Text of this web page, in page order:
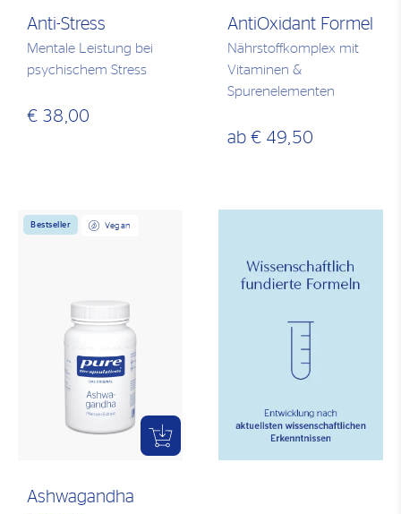
Anti-Stress
Mentale Leistung bei
psychischem Stress
€ 38,00
AntiOxidant Formel
Nährstoffkomplex mit
Vitaminen &
Spurenelementen
ab € 49,50
Bestseller Vegan
Ashwagandha